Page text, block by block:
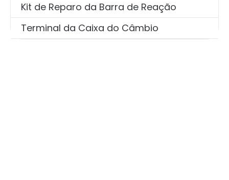
Kit de Reparo da Barra de Reação
Terminal da Caixa do Câmbio